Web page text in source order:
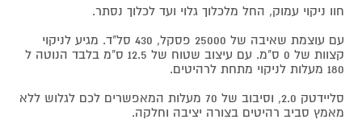
חוו ניקוי עמוק, החל מלכלוך גלוי ועד לכלוך נסתר.
עם עוצמת שאיבה של 25000 פסקל, 430 סל"ד. מגיע לניקוי
קצוות של 0 ס"מ. עם עיצוב שטוח של 12.5 ס"מ בלבד הנוטה ל
180 מעלות לניקוי מתחת לרהיטים.
סליידטק 2.0, וסיבוב של 70 מעלות המאפשרים לכם לגלוש ללא
מאמץ סביב רהיטים בצורה יציבה וחלקה.